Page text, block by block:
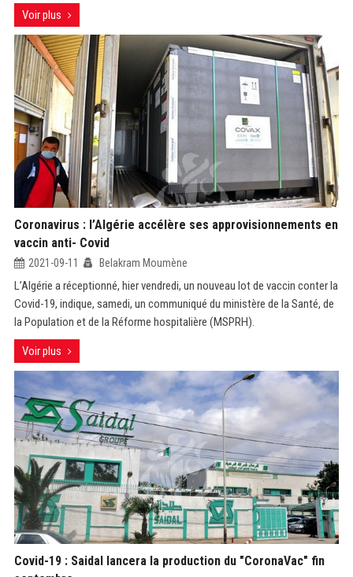
Voir plus
Coronavirus : l’Algérie accélère ses approvisionnements en
vaccin anti- Covid
2021-09-11 Belakram Moumène
L’Algérie a réceptionné, hier vendredi, un nouveau lot de vaccin conter la
Covid-19, indique, samedi, un communiqué du ministère de la Santé, de
la Population et de la Réforme hospitalière (MSPRH).
Voir plus
Covid-19 : Saidal lancera la production du "CoronaVac" fin